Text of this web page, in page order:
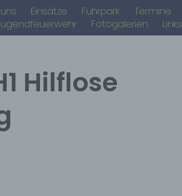
Einsätze Fuhrpark Termine
Fotogalerien Links
Hilflose